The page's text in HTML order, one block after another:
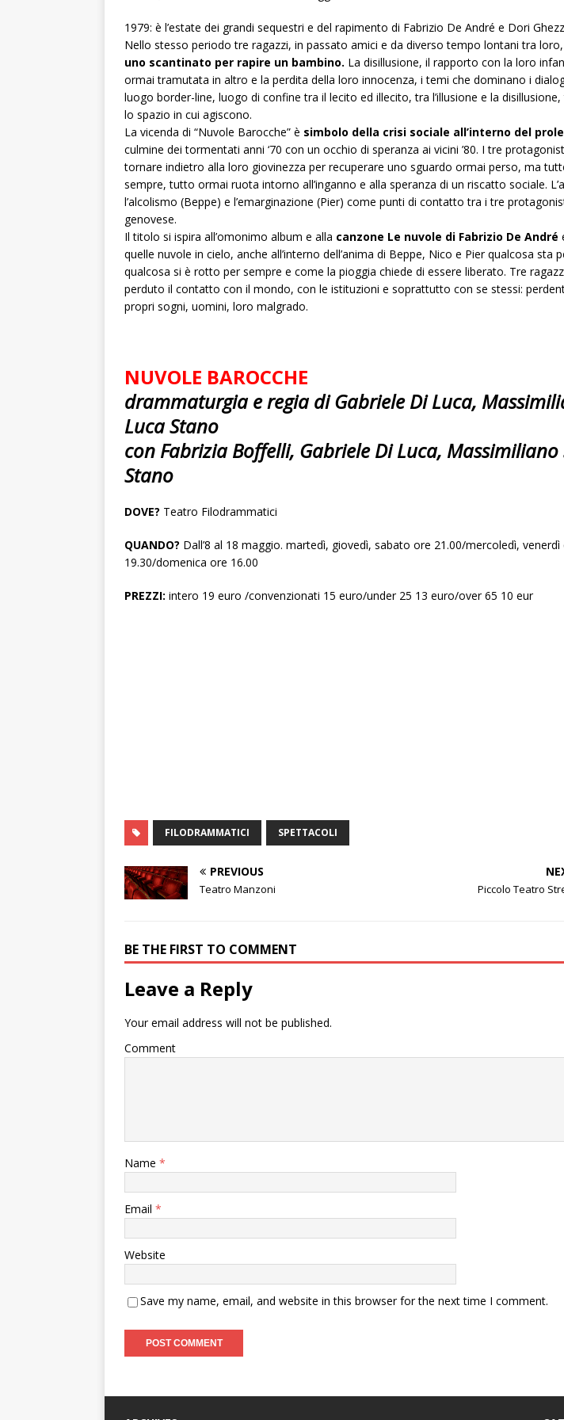
1979: è l’estate dei grandi sequestri e del rapimento di Fabrizio De André e Dori
Nello stesso periodo tre ragazzi, in passato amici e da diverso tempo lontani tra loro,
uno scantinato per rapire un bambino. La disillusione, il rapporto con la loro
ormai tramutata in altro e la perdita della loro innocenza, i temi che dominano i
luogo border-line, luogo di confine tra il lecito ed illecito, tra l’illusione e la
lo spazio in cui agiscono.
La vicenda di “Nuvole Barocche” è simbolo della crisi sociale all’interno del
culmine dei tormentati anni ‘70 con un occhio di speranza ai vicini ’80. I tre
tornare indietro alla loro giovinezza per recuperare uno sguardo ormai perso, ma
sempre, tutto ormai ruota intorno all’inganno e alla speranza di un riscatto sociale.
l’alcolismo (Beppe) e l’emarginazione (Pier) come punti di contatto tra i tre
genovese.
Il titolo si ispira all’omonimo album e alla canzone Le nuvole di Fabrizio De André
quelle nuvole in cielo, anche all’interno dell’anima di Beppe, Nico e Pier qualcosa sta
qualcosa si è rotto per sempre e come la pioggia chiede di essere liberato. Tre
perduto il contatto con il mondo, con le istituzioni e soprattutto con se stessi:
propri sogni, uomini, loro malgrado.
NUVOLE BAROCCHE
drammaturgia e regia di Gabriele Di Luca,
Luca Stano
con Fabrizia Boffelli, Gabriele Di Luca, Massimiliano
Stano
DOVE? Teatro Filodrammatici
QUANDO? Dall’8 al 18 maggio. martedì, giovedì, sabato ore 21.00/mercoledì, venerdì
19.30/domenica ore 16.00
PREZZI: intero 19 euro /convenzionati 15 euro/under 25 13 euro/over 65 10 eur
FILODRAMMATICI SPETTACOLI
PREVIOUS
Teatro Manzoni Piccolo Teatro
BE THE FIRST TO COMMENT
Leave a Reply
Your email address will not be published.
Comment
Name *
Email *
Website
Save my name, email, and website in this browser for the next time I comment.